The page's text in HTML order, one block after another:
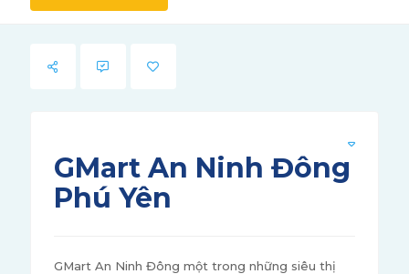
GMart An Ninh Đông
Phú Yên
GMart An Ninh Đông một trong những siêu thị